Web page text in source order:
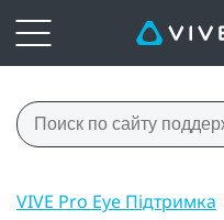
VIVE Pro Eye Підтримка